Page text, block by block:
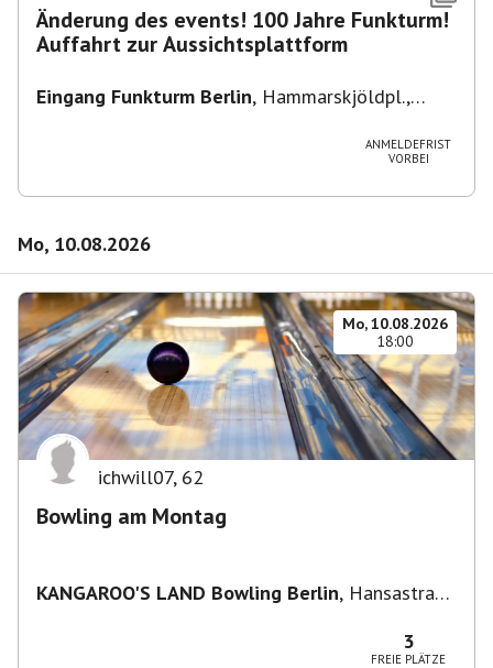
Änderung des events! 100 Jahre Funkturm!
Auffahrt zur Aussichtsplattform
Eingang Funkturm Berlin, Hammarskjöldpl.,
ANMELDEFRIST
VORBEI
Mo, 10.08.2026
Mo, 10.08.2026
18:00
ichwill07, 62
Bowling am Montag
KANGAROO'S LAND Bowling Berlin, Hansastraße
3
FREIE PLÄTZE